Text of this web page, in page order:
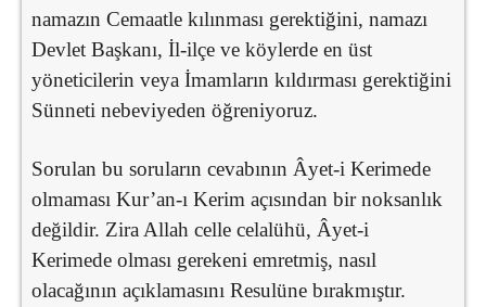
namazın Cemaatle kılınması gerektiğini, namazı
Devlet Başkanı, İl-ilçe ve köylerde en üst
yöneticilerin veya İmamların kıldırması gerektiğini
Sünneti nebeviyeden öğreniyoruz.
Sorulan bu soruların cevabının Âyet-i Kerimede
olmaması Kur’an-ı Kerim açısından bir noksanlık
değildir. Zira Allah celle celalühü, Âyet-i
Kerimede olması gerekeni emretmiş, nasıl
olacağının açıklamasını Resulüne bırakmıştır.